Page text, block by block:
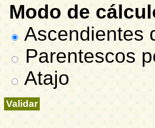
Modo de
Ascendientes
Parentescos
Atajo